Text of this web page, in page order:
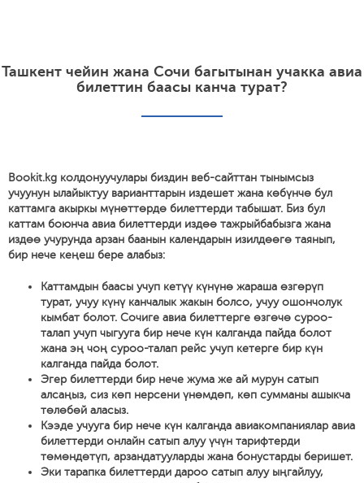
Ташкент чейин жана Сочи багытынан учакка авиа
билеттин баасы канча турат?
Bookit.kg колдонуучулары биздин веб-сайттан тынымсыз
учуунун ылайыктуу варианттарын издешет жана көбүнчө бул
каттамга акыркы мүнөттөрдө билеттерди табышат. Биз бул
каттам боюнча авиа билеттерди издөө тажрыйбабызга жана
издөө учурунда арзан баанын календарын изилдөөгө таянып,
бир нече кеңеш бере алабыз:
Каттамдын баасы учуп кетүү күнүнө жараша өзгөрүп
турат, учуу күнү канчалык жакын болсо, учуу ошончолук
кымбат болот. Сочиге авиа билеттерге өзгөчө суроо-
талап учуп чыгууга бир нече күн калганда пайда болот
жана эң чоң суроо-талап рейс учуп кетерге бир күн
калганда пайда болот.
Эгер билеттерди бир нече жума же ай мурун сатып
алсаңыз, сиз көп нерсени үнөмдөп, көп сумманы ашыкча
төлөбөй аласыз.
Кээде учууга бир нече күн калганда авиакомпаниялар авиа
билеттерди онлайн сатып алуу үчүн тарифтерди
төмөндөтүп, арзандатууларды жана бонустарды беришет.
Эки тарапка билеттерди дароо сатып алуу ыңгайлуу,